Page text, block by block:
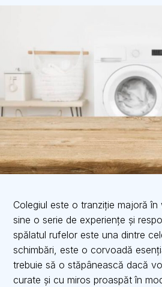
Colegiul este o tranziție majoră
sine o serie de experiențe și
spălatul rufelor este una dintre
schimbări, este o corvoadă
trebuie să o stăpânească dacă
curate și cu miros proaspăt în